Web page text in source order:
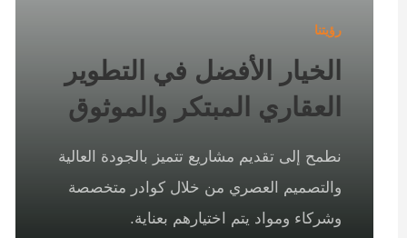
رؤيتنا
الخيار الأفضل في التطوير
العقاري المبتكر والموثوق
نطمح إلى تقديم مشاريع تتميز بالجودة العالية
والتصميم العصري من خلال كوادر متخصصة
وشركاء ومواد يتم اختيارهم بعناية.